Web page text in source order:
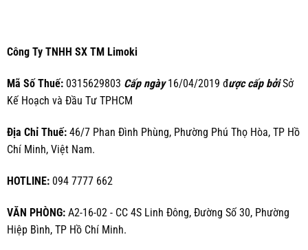
Công Ty TNHH SX TM Limoki
Mã Số Thuế:0315629803 Cấp ngày16/04/2019 được cấp bởiSở
Kế Hoạch và Đầu Tư TPHCM
Địa Chỉ Thuế:46/7 Phan Đình Phùng, Phường Phú Thọ Hòa, TP Hồ
Chí Minh, Việt Nam.
HOTLINE:094 7777 662
VĂN PHÒNG:A2-16-02 - CC 4S Linh Đông, Đường Số 30, Phường
Hiệp Bình, TP Hồ Chí Minh.